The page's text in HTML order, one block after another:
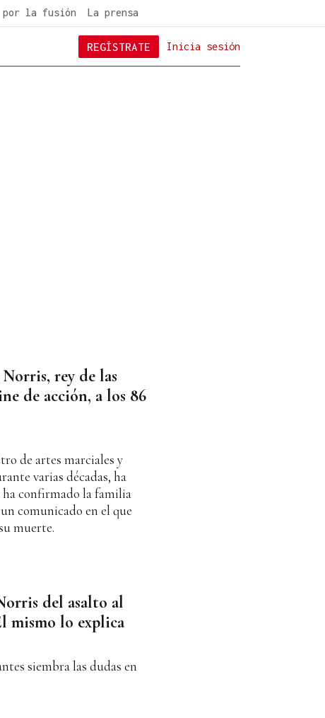
por la fusión La prensa
Inicia sesión
REGÍSTRATE
rey de las
de acción, a los 86
de artes marciales y
varias décadas, ha
ha confirmado la familia
comunicado en el que
muerte.
del asalto al
mismo lo explica
siembra las dudas en